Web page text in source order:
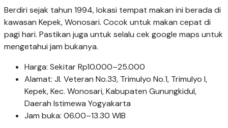
Berdiri sejak tahun 1994, lokasi tempat makan ini berada di
kawasan Kepek, Wonosari. Cocok untuk makan cepat di
pagi hari. Pastikan juga untuk selalu cek google maps untuk
mengetahui jam bukanya.
Harga: Sekitar Rp10.000–25.000
Alamat: Jl. Veteran No.33, Trimulyo No.1, Trimulyo I,
Kepek, Kec. Wonosari, Kabupaten Gunungkidul,
Daerah Istimewa Yogyakarta
Jam buka: 06.00–13.30 WIB